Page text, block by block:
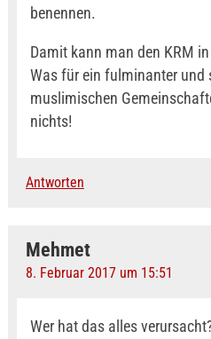
benennen.
Damit kann man den KRM
Was für ein fulminanter und
muslimischen
nichts!
Antworten
Mehmet
8. Februar 2017 um 15:51
Wer hat das alles